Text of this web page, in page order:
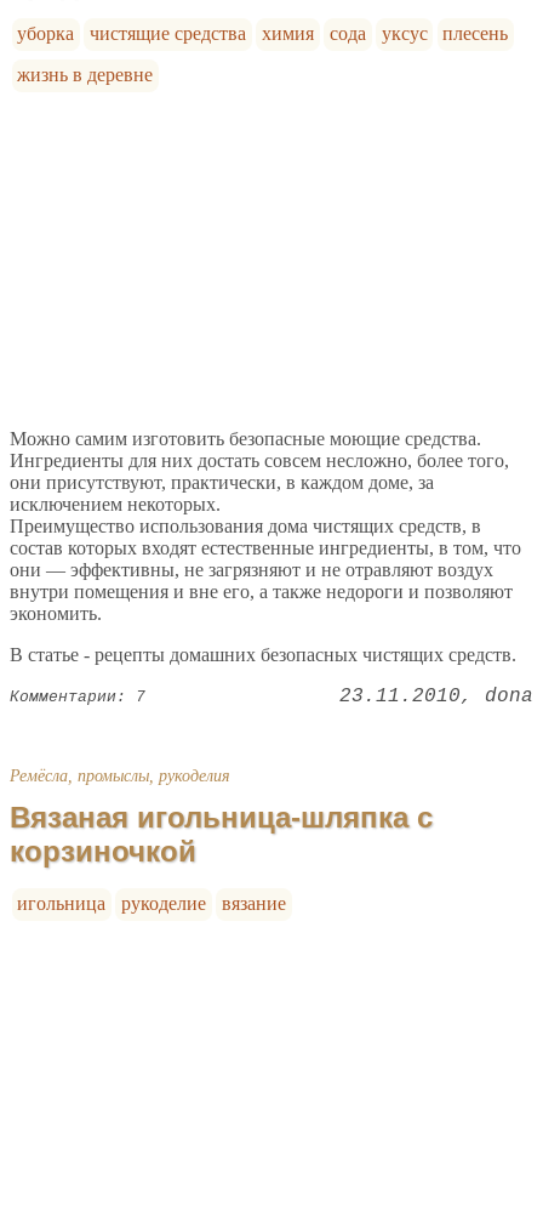
уборка чистящие средства химия сода уксус
плесень
жизнь в деревне
Можно самим изготовить безопасные моющие средства.
Ингредиенты для них достать совсем несложно, более того,
они присутствуют, практически, в каждом доме, за
исключением некоторых.
Преимущество использования дома чистящих средств, в
состав которых входят естественные ингредиенты, в том, что
они — эффективны, не загрязняют и не отравляют воздух
внутри помещения и вне его, а также недороги и позволяют
экономить.
В статье - рецепты домашних безопасных чистящих средств.
Комментарии: 7 23.11.2010 dona
Ремёсла, промыслы, рукоделия
Вязаная игольница-шляпка с
корзиночкой
игольница рукоделие вязание